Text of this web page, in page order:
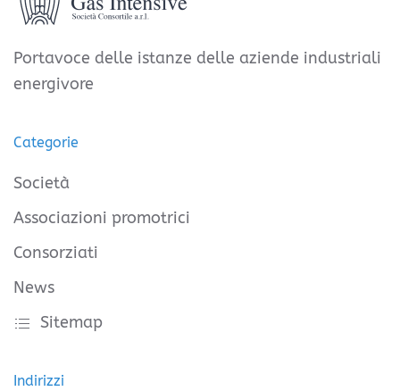
Portavoce delle istanze delle aziende industriali
energivore
Categorie
Società
Associazioni promotrici
Consorziati
News
Sitemap
Indirizzi